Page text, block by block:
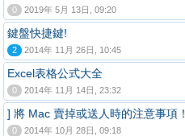
0 2019年 5月 13日, 09:20
鍵盤快捷鍵!
2 2014年 11月 26日, 10:45
Excel表格公式大全
0 2014年 11月 14日, 23:32
] 將 Mac 賣掉或送人時的注意事項！
0 2014年 10月 28日, 09:18